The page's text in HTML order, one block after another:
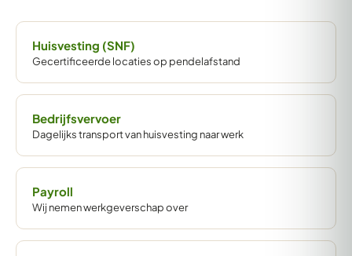
Huisvesting (SNF)
Gecertificeerde locaties op pendelafstand
Bedrijfsvervoer
Dagelijks transport van huisvesting naar werk
Payroll
Wij nemen werkgeverschap over